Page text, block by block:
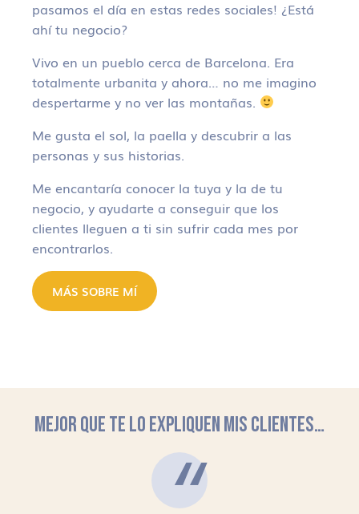
pasamos el día en estas redes sociales! ¿Está
ahí tu negocio?
Vivo en un pueblo cerca de Barcelona. Era
totalmente urbanita y ahora… no me imagino
despertarme y no ver las montañas.
Me gusta el sol, la paella y descubrir a las
personas y sus historias.
Me encantaría conocer la tuya y la de tu
negocio, y ayudarte a conseguir que los
clientes lleguen a ti sin sufrir cada mes por
encontrarlos.
MÁS SOBRE MÍ
MEJOR QUE TE LO EXPLIQUEN MIS CLIENTES…